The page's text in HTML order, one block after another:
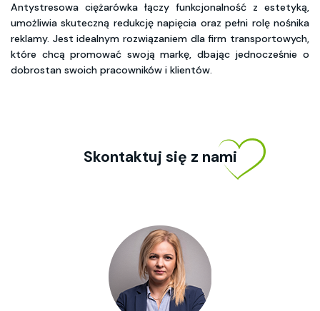
Antystresowa ciężarówka łączy funkcjonalność z estetyką,
umożliwia skuteczną redukcję napięcia oraz pełni rolę nośnika
reklamy. Jest idealnym rozwiązaniem dla firm transportowych,
które chcą promować swoją markę, dbając jednocześnie o
dobrostan swoich pracowników i klientów.
Skontaktuj się z nami